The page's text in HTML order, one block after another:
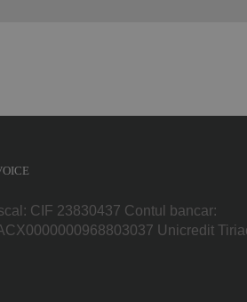
CIF 23830437 Contul bancar:
Unicredit